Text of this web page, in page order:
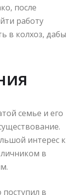
после
работу
в колхоз, дабы
семье и его
интерес к
в
в